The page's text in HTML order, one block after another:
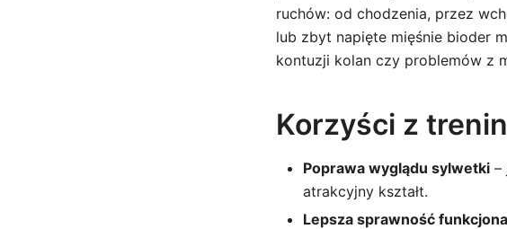
ruchów: od chodzenia, przez
lub zbyt napięte mięśnie bioder
kontuzji kolan czy problemów z
Korzyści z
Poprawa wyglądu sylwetki –
atrakcyjny kształt.
Lepsza sprawność